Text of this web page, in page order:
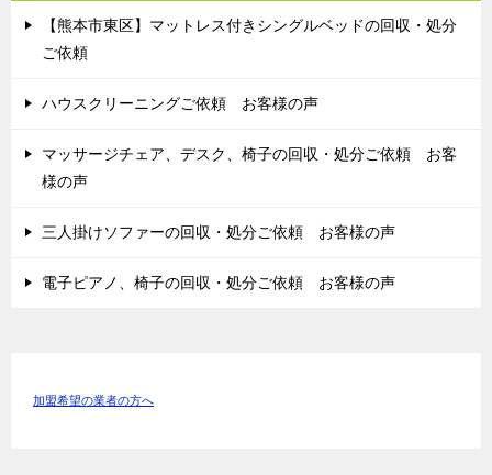
【熊本市東区】マットレス付きシングルベッドの回収・処分
ご依頼
ハウスクリーニングご依頼 お客様の声
マッサージチェア、デスク、椅子の回収・処分ご依頼 お客
様の声
三人掛けソファーの回収・処分ご依頼 お客様の声
電子ピアノ、椅子の回収・処分ご依頼 お客様の声
加盟希望の業者の方へ